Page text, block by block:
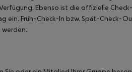
Ebenso ist die offizielle
ein. Früh-Check-In bzw. Spät-Check-
werden.